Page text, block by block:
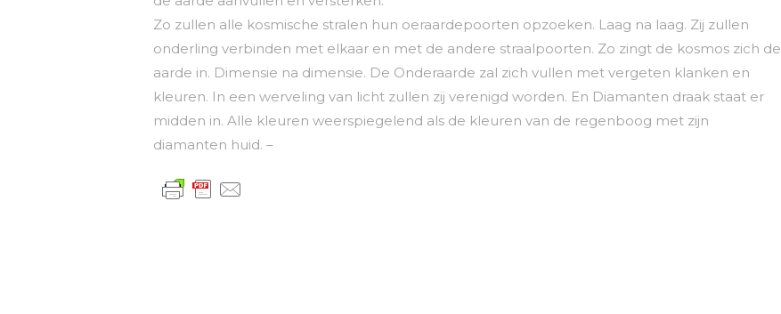
Zo zullen alle kosmische stralen hun oeraardepoorten opzoeken. Laag na laag. Zij zullen
onderling verbinden met elkaar en met de andere straalpoorten. Zo zingt de kosmos zich de
aarde in. Dimensie na dimensie. De Onderaarde zal zich vullen met vergeten klanken en
kleuren. In een werveling van licht zullen zij verenigd worden. En Diamanten draak staat er
midden in. Alle kleuren weerspiegelend als de kleuren van de regenboog met zijn
diamanten huid. –